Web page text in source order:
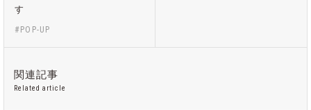
す
#POP-UP
関連記事
Related article